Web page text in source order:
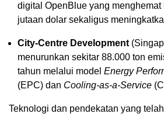
digital OpenBlue yang
jutaan dolar sekaligus
City-Centre Development
menurunkan sekitar 88.000 ton
tahun melalui model Energy
(EPC) dan Cooling-as-a-Service
Teknologi dan pendekatan yang